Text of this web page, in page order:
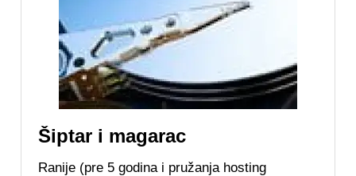
Šiptar i magarac
Ranije (pre 5 godina i pružanja hosting